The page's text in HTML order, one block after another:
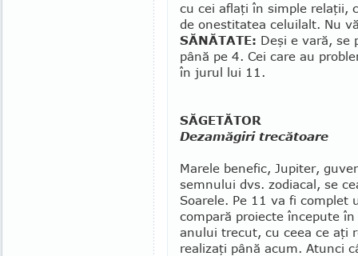
cu cei aflaţi în simple relaţii,
de onestitatea celuilalt. Nu
SĂNĂTATE: Deşi e vară, se
până pe 4. Cei care au
în jurul lui 11.
SĂGETĂTOR
Dezamăgiri trecătoare
Marele benefic, Jupiter,
semnului dvs. zodiacal, se
Soarele. Pe 11 va fi com­plet
compară proiecte în­cepute
anului trecut, cu ceea ce aţi
realizaţi până acum. Atunci